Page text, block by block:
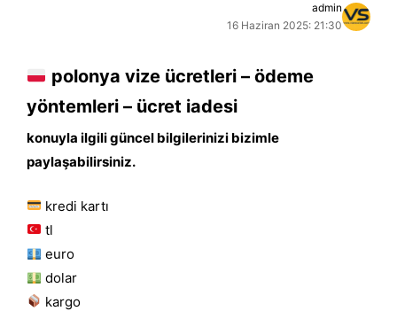
admin
16 Haziran 2025: 21:30
polonya vize ücretleri – ödeme
yöntemleri – ücret iadesi
konuyla ilgili güncel bilgilerinizi bizimle
paylaşabilirsiniz.
kredi kartı
tl
euro
dolar
kargo